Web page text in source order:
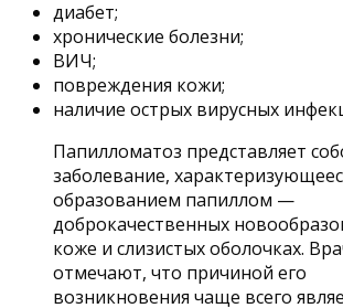
диабет;
хронические болезни;
ВИЧ;
повреждения кожи;
наличие острых вирусных
Папилломатоз представляет
заболевание,
образованием папиллом —
доброкачественных
коже и слизистых оболочках.
отмечают, что причиной его
возникновения чаще всего